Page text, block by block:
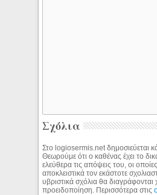
Σχόλια
Στο logiosermis.net δημοσιεύεται
Θεωρούμε ότι ο καθένας έχει το
ελεύθερα τις απόψεις του, οι
αποκλειστικά τον εκάστοτε
υβριστικά σχόλια θα διαγράφονται
προειδοποίηση. Περισσότερα στις